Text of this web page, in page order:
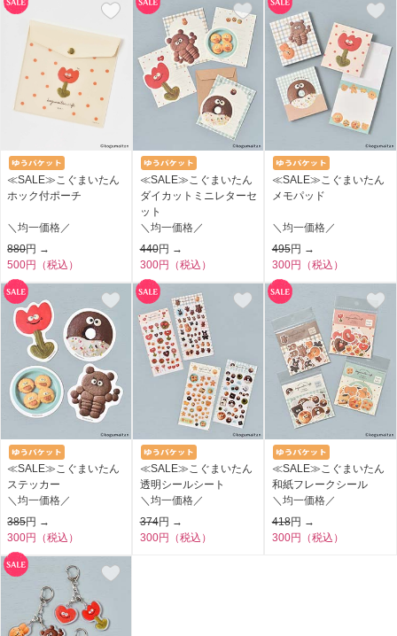
≪SALE≫こぐまいたん
ホック付ポーチ
＼均一価格／
880円 →
500円（税込）
≪SALE≫こぐまいたん
ダイカットミニレターセ
ット
＼均一価格／
440円 →
300円（税込）
≪SALE≫こぐまいたん
メモパッド
＼均一価格／
495円 →
300円（税込）
≪SALE≫こぐまいたん
ステッカー
＼均一価格／
385円 →
300円（税込）
≪SALE≫こぐまいたん
透明シールシート
＼均一価格／
374円 →
300円（税込）
≪SALE≫こぐまいたん
和紙フレークシール
＼均一価格／
418円 →
300円（税込）